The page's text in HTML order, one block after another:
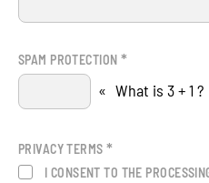
SPAM PROTECTION *
« What is 3 + 1 ?
PRIVACY TERMS*
I CONSENT TO THE